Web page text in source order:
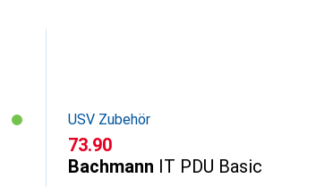
USV Zubehör
CHF
73.90
Bachmann IT PDU Basic